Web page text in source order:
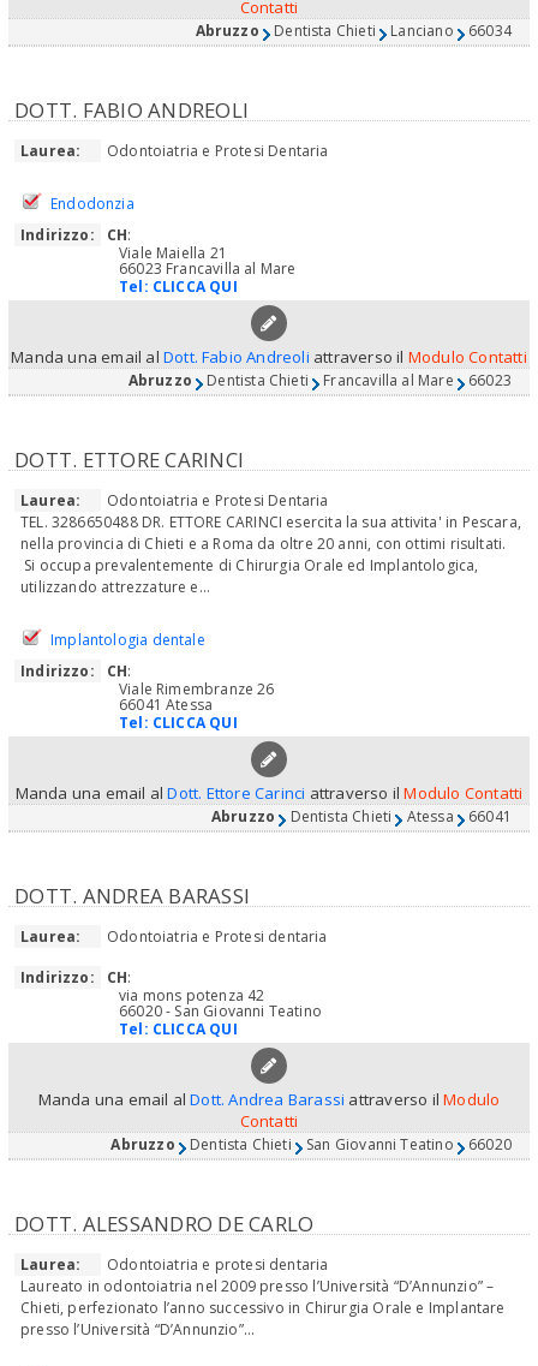
Contatti
Abruzzo Dentista Chieti Lanciano 66034
DOTT. FABIO ANDREOLI
Laurea: Odontoiatria e Protesi Dentaria
Endodonzia
Indirizzo:
CH:
Viale Maiella 21
66023 Francavilla al Mare
Tel: CLICCA QUI
Manda una email al Dott. Fabio Andreoli attraverso il Modulo Contatti
Abruzzo Dentista Chieti Francavilla al Mare 66023
DOTT. ETTORE CARINCI
Laurea:
Odontoiatria e Protesi Dentaria
TEL. 3286650488 DR. ETTORE CARINCI esercita la sua attivita' in Pescara,
nella provincia di Chieti e a Roma da oltre 20 anni, con ottimi risultati.
Si occupa prevalentemente di Chirurgia Orale ed Implantologica,
utilizzando attrezzature e...
Implantologia dentale
Indirizzo:
CH:
Viale Rimembranze 26
66041 Atessa
Tel: CLICCA QUI
Manda una email alDott. Ettore Carinci attraverso ilModulo Contatti
Abruzzo Dentista Chieti Atessa 66041
DOTT. ANDREA BARASSI
Laurea:
Odontoiatria e Protesi dentaria
Indirizzo:
CH:
via mons potenza 42
66020 - San Giovanni Teatino
Tel: CLICCA QUI
Manda una email alDott. Andrea Barassi attraverso ilModulo
Contatti
Abruzzo Dentista Chieti San Giovanni Teatino 66020
DOTT. ALESSANDRO DE CARLO
Laurea:
Odontoiatria e protesi dentaria
Laureato in odontoiatria nel 2009 presso l’Università “D’Annunzio” –
Chieti, perfezionato l’anno successivo in Chirurgia Orale e Implantare
presso l’Università “D’Annunzio”...